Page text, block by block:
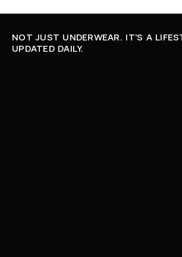
NOT JUST UNDERWEAR. IT'S A
UPDATED DAILY.